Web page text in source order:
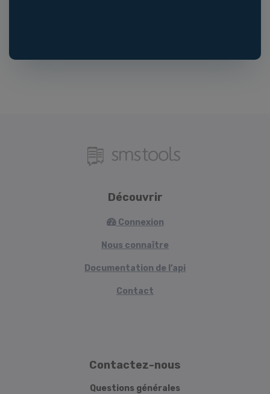
Découvrir
Connexion
Nous connaître
Documentation de l’api
Contact
Contactez-nous
Questions générales